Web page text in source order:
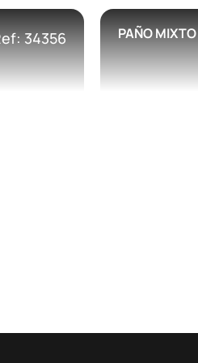
34356 PAÑO MIXTO